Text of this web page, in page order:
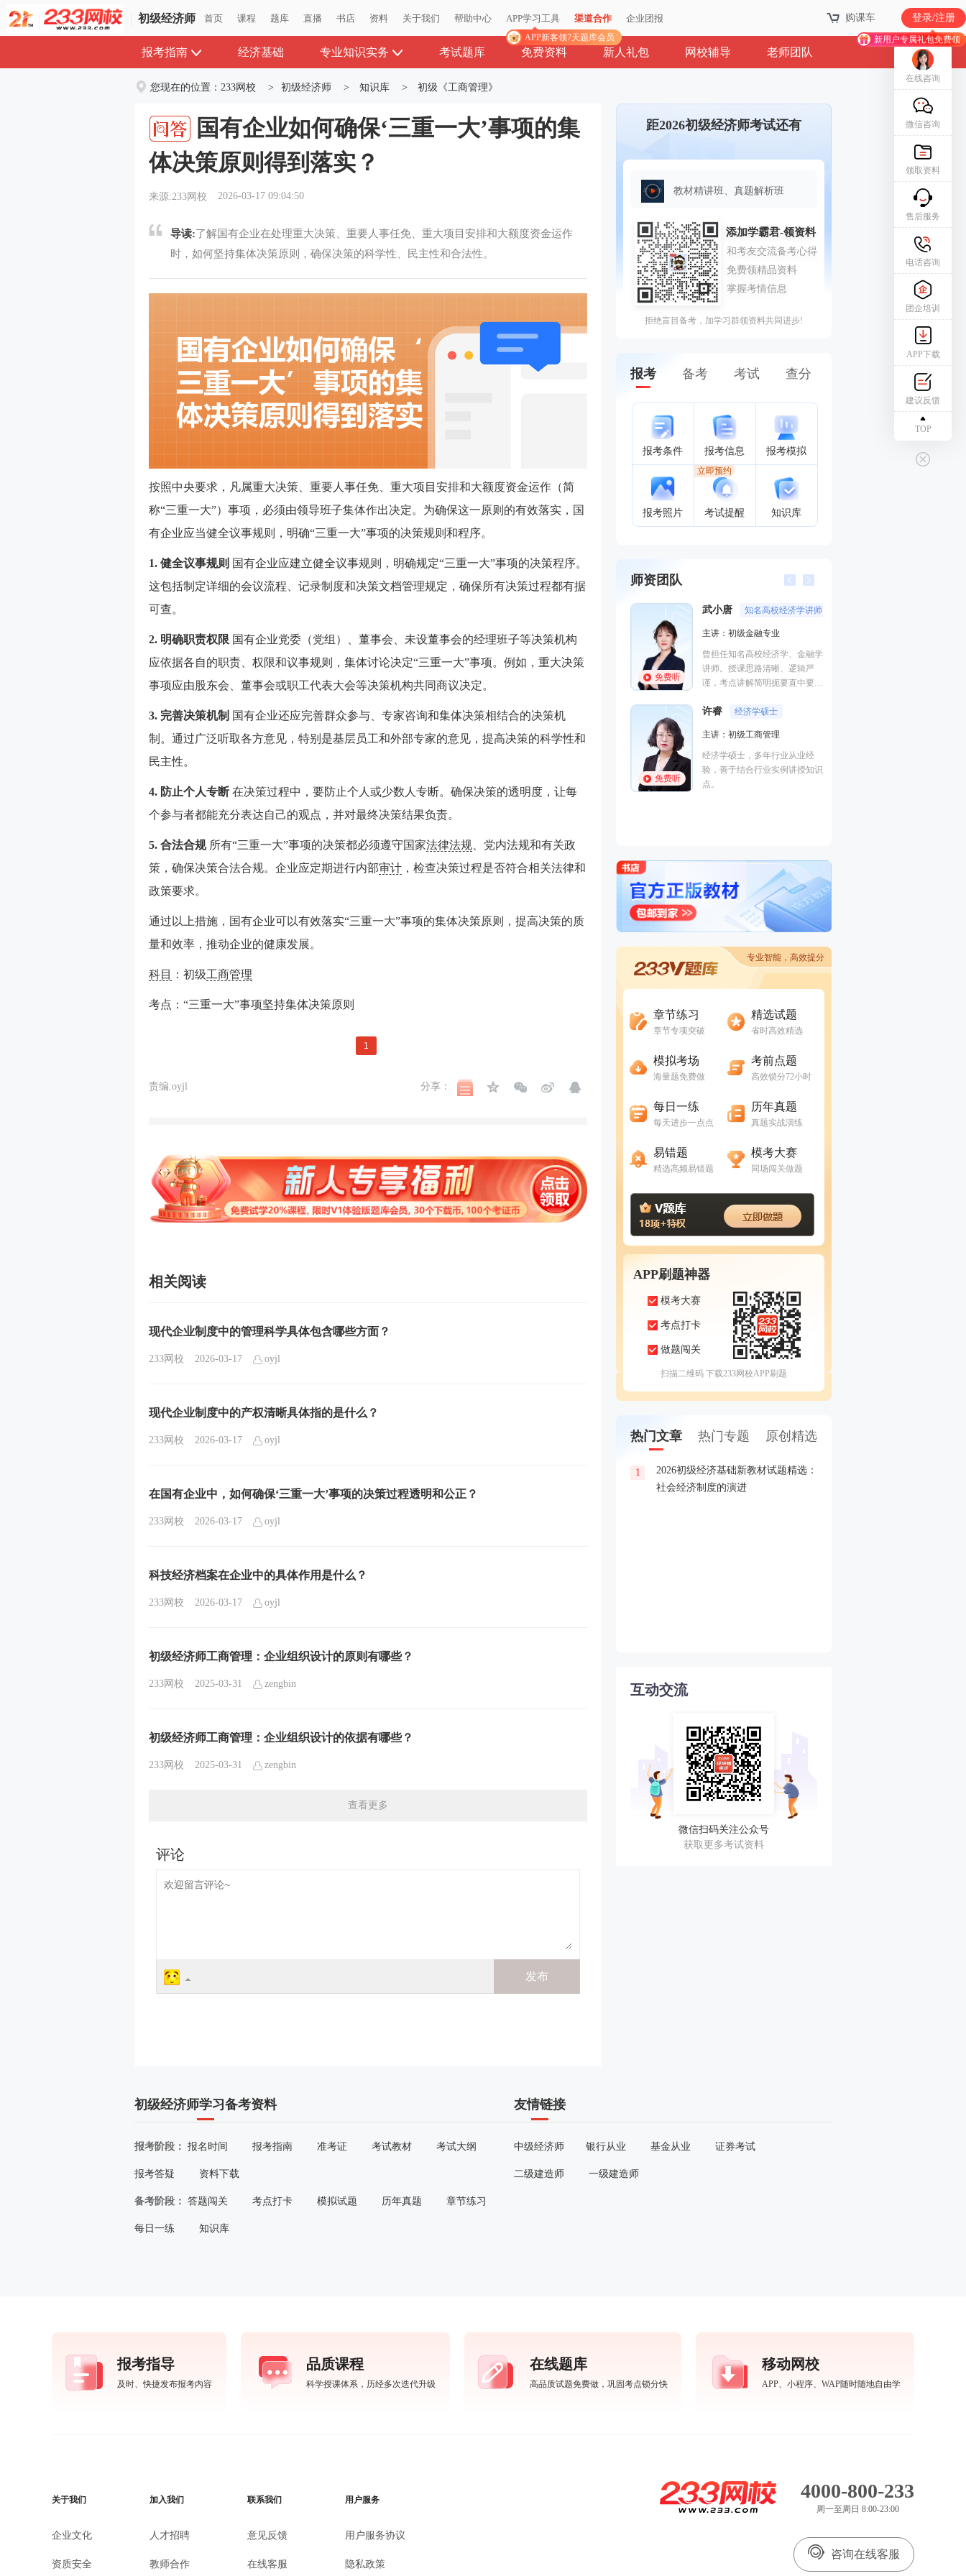
初级经济师 首页 课程 题库 直播 书店 资料 关于我们 帮助中心 APP学习工具
APP新客领7天题库会员
渠道合作 企业团报 购课车 登录/注册
新用户专属礼包免费领
报考指南 经济基础 专业知识实务 考试题库 免费资料 新人礼包 网校辅导 老师团队
您现在的位置： 233网校 > 初级经济师 > 知识库 > 初级《工商管理》
国有企业如何确保‘三重一大’事项的集
体决策原则得到落实？
来源:233网校 2026-03-17 09:04:50
导读:了解国有企业在处理重大决策、重要人事任免、重大项目安排和大额度资金运作
时，如何坚持集体决策原则，确保决策的科学性、民主性和合法性。
按照中央要求，凡属重大决策、重要人事任免、重大项目安排和大额度资金运作（简
称“三重一大”）事项，必须由领导班子集体作出决定。为确保这一原则的有效落实，国
有企业应当健全议事规则，明确“三重一大”事项的决策规则和程序。
1. 健全议事规则 国有企业应建立健全议事规则，明确规定“三重一大”事项的决策程序。
这包括制定详细的会议流程、记录制度和决策文档管理规定，确保所有决策过程都有据
可查。
2. 明确职责权限 国有企业党委（党组）、董事会、未设董事会的经理班子等决策机构
应依据各自的职责、权限和议事规则，集体讨论决定“三重一大”事项。例如，重大决策
事项应由股东会、董事会或职工代表大会等决策机构共同商议决定。
3. 完善决策机制 国有企业还应完善群众参与、专家咨询和集体决策相结合的决策机
制。通过广泛听取各方意见，特别是基层员工和外部专家的意见，提高决策的科学性和
民主性。
4. 防止个人专断 在决策过程中，要防止个人或少数人专断。确保决策的透明度，让每
个参与者都能充分表达自己的观点，并对最终决策结果负责。
5. 合法合规所有“三重一大”事项的决策都必须遵守国家法律法规 、党内法规和有关政
策，确保决策合法合规。企业应定期进行内部审计 ，检查决策过程是否符合相关法律和
政策要求。
通过以上措施，国有企业可以有效落实“三重一大”事项的集体决策原则，提高决策的质
量和效率，推动企业的健康发展。
科目 ：初级工商管理
考点：“三重一大”事项坚持集体决策原则
1
责编:oyjl 分享：
相关阅读
现代企业制度中的管理科学具体包含哪些方面？
233网校 2026-03-17 oyjl
现代企业制度中的产权清晰具体指的是什么？
233网校 2026-03-17 oyjl
在国有企业中，如何确保‘三重一大’事项的决策过程透明和公正？
233网校 2026-03-17 oyjl
科技经济档案在企业中的具体作用是什么？
233网校 2026-03-17 oyjl
初级经济师工商管理：企业组织设计的原则有哪些？
233网校 2025-03-31 zengbin
初级经济师工商管理：企业组织设计的依据有哪些？
233网校 2025-03-31 zengbin
查看更多
距2026初级经济师考试还有
教材精讲班、真题解析班
拒绝盲目备考，加学习群领资料共同进步!
报考 备考 考试 查分
报考条件 报考信息 报考模拟
报考照片 考试提醒
立即预约
知识库
师资团队
免费听
武小唐 知名高校经济学讲师
主讲：初级金融专业
曾担任知名高校经济学、金融学
讲师。授课思路清晰、逻辑严
谨，考点讲解简明扼要直中要
免费听
许睿 经济学硕士
主讲：初级工商管理
经济学硕士，多年行业从业经
验，善于结合行业实例讲授知识
点。
专业智能，高效提分
章节练习
章节专项突破
精选试题
省时高效精选
模拟考场
海量题免费做
考前点题
高效锁分72小时
每日一练
每天进步一点点
历年真题
真题实战演练
易错题
精选高频易错题
模考大赛
同场闯关做题
APP刷题神器
模考大赛
考点打卡
做题闯关
扫描二维码 下载233网校APP刷题
热门文章 热门专题 原创精选
1
2026初级经济基础新教材试题精选：
社会经济制度的演进
互动交流
微信扫码关注公众号
获取更多考试资料
初级经济师学习备考资料
报考阶段： 报名时间 报考指南 准考证 考试教材 考试大纲
报考答疑 资料下载
备考阶段： 答题闯关 考点打卡 模拟试题 历年真题 章节练习
每日一练 知识库
友情链接
中级经济师 银行从业 基金从业 证券考试
二级建造师 一级建造师
报考指导
及时、快捷发布报考内容
品质课程
科学授课体系，历经多次迭代升级
在线题库
高品质试题免费做，巩固考点锁分快
移动网校
APP、小程序、WAP随时随地自由学
关于我们
企业文化
资质安全
加入我们
人才招聘
教师合作
联系我们
意见反馈
在线客服
用户服务
用户服务协议
隐私政策
4000-800-233
周一至周日 8:00-23:00
咨询在线客服
在线咨询
微信咨询
领取资料
售后服务
电话咨询
团企培训
APP下载
建议反馈
TOP